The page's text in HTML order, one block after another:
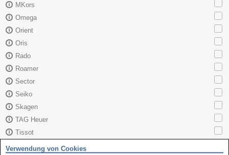
MKors
Omega
Orient
Oris
Rado
Roamer
Sector
Seiko
Skagen
TAG Heuer
Tissot
Zenith
Verwendung von Cookies